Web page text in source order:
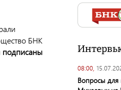
БНК
подписаны
08:00,
Вопросы для